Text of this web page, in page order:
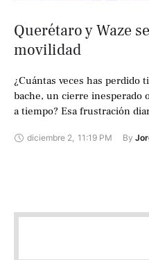
Querétaro y Waze
movilidad
¿Cuántas veces has perdido
bache, un cierre inesperado
a tiempo? Esa frustración
diciembre 2, 11:19 PM By